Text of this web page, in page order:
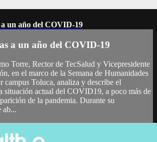
un año del COVID-19
a un año del COVID-19
Torre, Rector de TecSalud y Vicepresidente
en el marco de la Semana de Humanidades
campus Toluca, analiza y describe el
situación actual del COVID19, a poco más de
de la pandemia. Durante su
ab...